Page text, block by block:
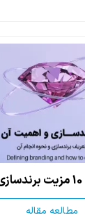
مطالعه مقاله